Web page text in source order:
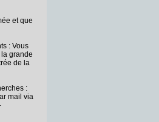
et que
: Vous
grande
de la
:
mail via